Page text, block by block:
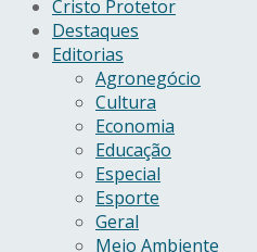
Cristo Protetor
Destaques
Editorias
Agronegócio
Cultura
Economia
Educação
Especial
Esporte
Geral
Meio Ambiente